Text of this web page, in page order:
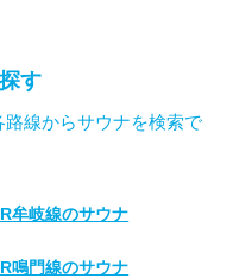
す
路線からサウナを検索で
牟岐線のサウナ
鳴門線のサウナ